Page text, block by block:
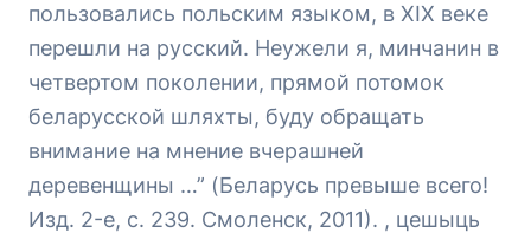
пользовались польским языком, в ХIX веке
перешли на русский. Неужели я, минчанин в
четвертом поколении, прямой потомок
беларусской шляхты, буду обращать
внимание на мнение вчерашней
деревенщины …” (Беларусь превыше всего!
Изд. 2-е, с. 239. Смоленск, 2011). , цешыць